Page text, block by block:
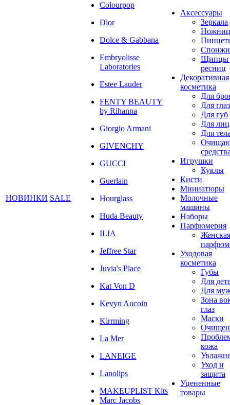
НОВИНКИ SALE
Colourpop
Dior
Dolce & Gabbana
Embryolisse
Laboratories
Estee Lauder
FENTY BEAUTY
by Rihanna
Giorgio Armani
GIVENCHY
GUCCI
Guerlain
Hourglass
Huda Beauty
ILIA
Jeffree Star
Juvia's Place
Kat Von D
Kevyn Aucoin
Kirrming
La Mer
LANEIGE
Lanolips
MAKEUPLIST Kits
Marc Jacobs
Аксессуары
Зеркала
Спонжи
Щипцы
ресниц
Декоративная
косметика
Для
Для глаз
Для губ
Для
Для
Игрушки
Куклы
Кисти
Миниатюры
Молочные
машины
Наборы
Парфюмерия
Женская
Уходовая
косметика
Губы
Для
Для
Зона
глаз
Маски
кожа
Уход и
защита
Уцененные
товары